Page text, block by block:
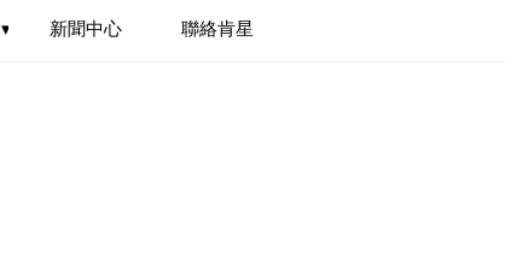
新聞中心 聯絡肯星